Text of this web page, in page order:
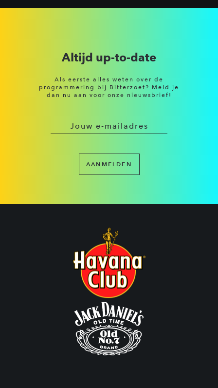
Altijd up-to-date
Als eerste alles weten over de
programmering bij Bitterzoet? Meld je
dan nu aan voor onze nieuwsbrief!
AANMELDEN